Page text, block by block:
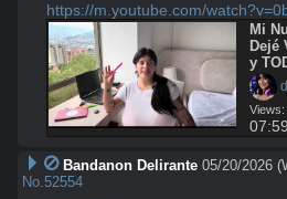
https://m.youtube.com/
Mi
Dejé
y
Views:
07:59
Bandanon Delirante 05/20/2026
No. 52554